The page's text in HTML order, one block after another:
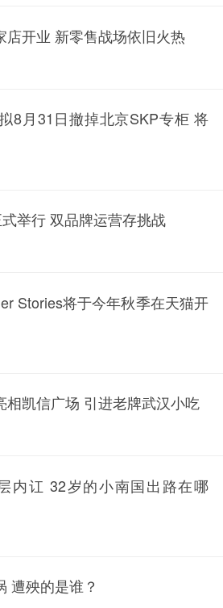
店开业 新零售战场依旧火热
8月31日撤掉北京SKP专柜 将
举行 双品牌运营存挑战
Stories将于今年秋季在天猫开
相凯信广场 引进老牌武汉小吃
内讧 32岁的小南国出路在哪
遭殃的是谁？